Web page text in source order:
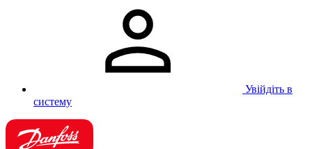
Увійдіть в
систему